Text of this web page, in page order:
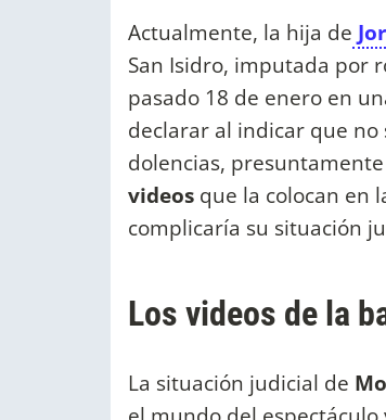
Actualmente, la hija de
San Isidro, imputada por
pasado 18 de enero en
declarar al indicar que
dolencias,
videos que la colocan en
complicaría su situación
Los videos de la
La situación judicial de